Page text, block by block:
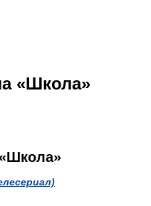
«Школа»